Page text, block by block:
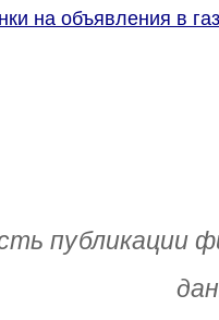
на объявления в
публикации